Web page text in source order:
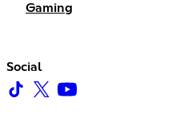
Gaming
Social